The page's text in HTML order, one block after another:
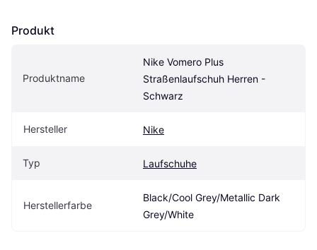
Produkt
Produktname
Nike Vomero Plus
Straßenlaufschuh Herren -
Schwarz
Hersteller Nike
Typ Laufschuhe
Herstellerfarbe
Black/Cool Grey/Metallic Dark
Grey/White